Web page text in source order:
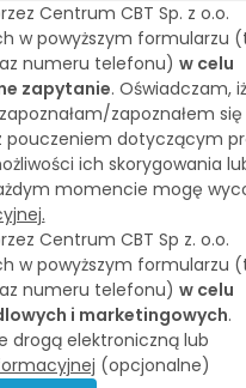
Centrum CBT Sp. z o.o.
w powyższym formularzu
numeru telefonu) w celu
zapytanie. Oświadczam, iż
zapoznałem się
pouczeniem dotyczącym
ich skorygowania
momencie mogę
Centrum CBT Sp z. o.o.
w powyższym formularzu
numeru telefonu) w celu
i marketingowych.
drogą elektroniczną lub
(opcjonalne)